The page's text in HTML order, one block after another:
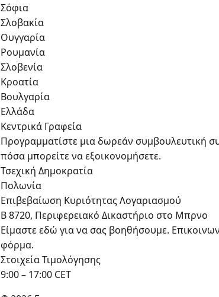
Σόφια
Σλοβακία
Ουγγαρία
Ρουμανία
Σλοβενία
Κροατία
Βουλγαρία
Ελλάδα
Κεντρικά Γραφεία
Προγραμματίστε μια δωρεάν συμβουλευτική
πόσα μπορείτε να εξοικονομήσετε.
Τσεχική Δημοκρατία
Πολωνία
Επιβεβαίωση Κυριότητας Λογαριασμού
B 8720, Περιφερειακό Δικαστήριο στο Μπρνο
Είμαστε εδώ για να σας βοηθήσουμε.
φόρμα.
Στοιχεία Τιμολόγησης
9:00 – 17:00 CET